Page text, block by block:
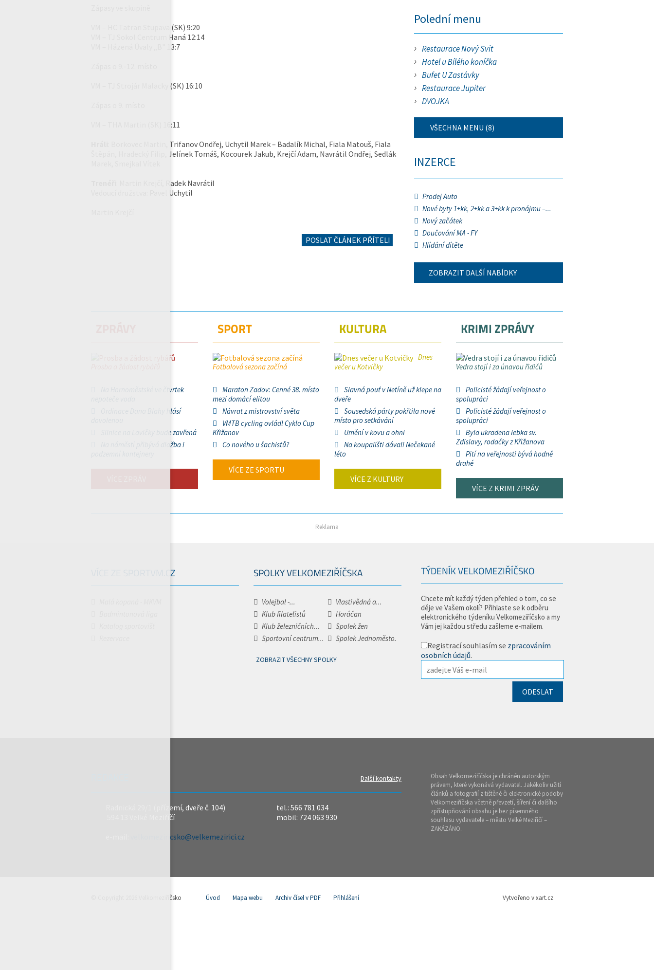
VM – HC Tatran Stupava (SK) 9:20
VM – TJ Sokol Centrum Haná 12:14
VM – Házená Úvaly „B" 13:7
VM – TJ Strojár Malacky (SK) 16:10
VM – THA Martin (SK) 16:11
: Borkovec Martin, Trifanov Ondřej, Uchytil Marek – Badalík Michal, Fiala Matouš, Fiala
Štěpán, Hradecký Filip, Jelínek Tomáš, Kocourek Jakub, Krejčí Adam, Navrátil Ondřej, Sedlák
i: Martin Krejčí, Radek Navrátil
Vedoucí družstva: Pavel Uchytil
POSLAT ČLÁNEK PŘÍTELI
Polední menu
Restaurace Nový Svit
Hotel u Bílého koníčka
Bufet U Zastávky
Restaurace Jupiter
DVOJKA
VŠECHNA MENU (8)
INZERCE
Prodej Auto
Nové byty 1+kk, 2+kk a 3+kk k pronájmu –...
Nový začátek
Doučování MA - FY
Hlídání dítěte
ZOBRAZIT DALŠÍ NABÍDKY
Na Hornoměstské ve čtvrtek
Ordinace Dana Blahy hlásí
Silnice na Lavičky bude zavřená
Na náměstí přibývá dlažba i
SPORT
Fotbalová sezona začíná
Maraton Zadov: Cenné 38. místo
mezi domácí elitou
Návrat z mistrovství světa
VMTB cycling ovládl Cyklo Cup
Křižanov
Co nového u šachistů?
VÍCE ZE SPORTU
KULTURA
Dnes
večer u Kotvičky
Slavná pouť v Netíně už klepe na
dveře
Sousedská párty pokřtila nové
místo pro setkávání
Umění v kovu a ohni
Na koupališti dávali Nečekané
léto
VÍCE Z KULTURY
KRIMI ZPRÁVY
Vedra stojí i za únavou řidičů
Policisté žádají veřejnost o
spolupráci
Policisté žádají veřejnost o
spolupráci
Byla ukradena lebka sv.
Zdislavy, rodačky z Křižanova
Pití na veřejnosti bývá hodně
drahé
VÍCE Z KRIMI ZPRÁV
Reklama
VÍCE ZE SPORTVM.CZ SPOLKY VELKOMEZIŘÍČSKA
Volejbal -...
Vlastivědná a...
Klub filatelistů
Horáčan
Klub železničních...
Spolek žen
Sportovní centrum...
Spolek Jednoměsto.
ZOBRAZIT VŠECHNY SPOLKY
TÝDENÍK VELKOMEZIŘÍČSKO
Chcete mít každý týden přehled o tom, co se
děje ve Vašem okolí? Přihlaste se k odběru
elektronického týdeníku Velkomeziříčsko a my
Vám jej každou středu zašleme e-mailem.
Registrací souhlasím se zpracováním
osobních údajů.
Další kontakty
Radnická 29/1 (přízemí, dveře č. 104)
594 13 Velké Meziříčí
velkomeziricsko@velkemezirici.cz
tel.: 566 781 034
mobil: 724 063 930
Obsah Velkomeziříčska je chráněn autorským
právem, které vykonává vydavatel. Jakékoliv užití
článků a fotografií z tištěné či elektronické podoby
Velkomeziříčska včetně převzetí, šíření či dalšího
zpřístupňování obsahu je bez písemného
souhlasu vydavatele – město Velké Meziříčí –
ZAKÁZÁNO.
© Copyright 2026 Velkomeziříčsko Úvod Mapa webu Archiv čísel v PDF Přihlášení Vytvořeno v xart.cz